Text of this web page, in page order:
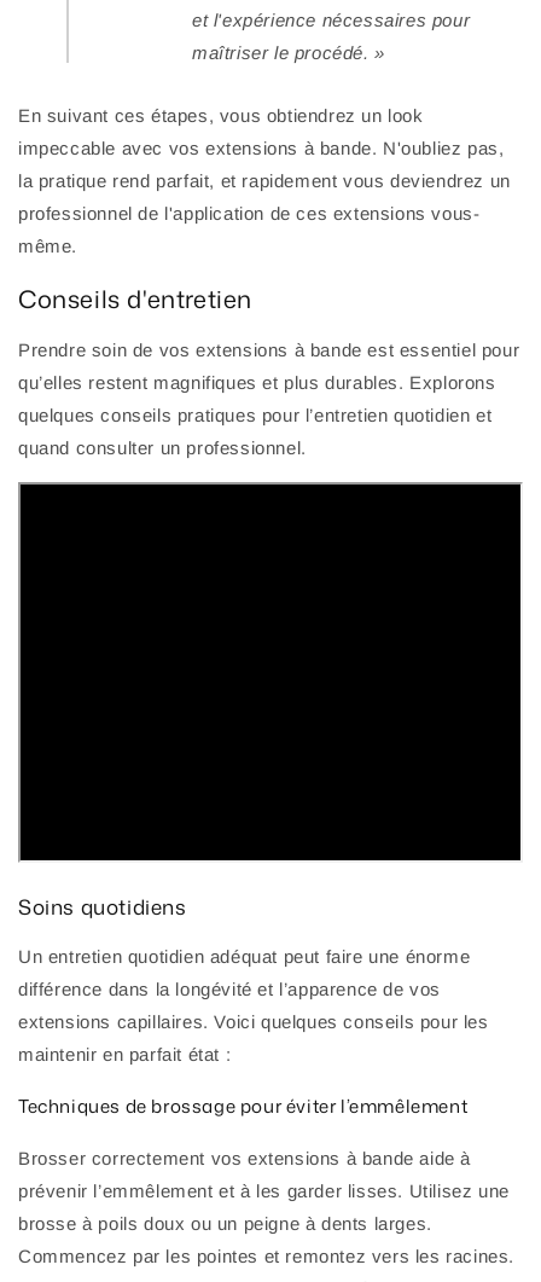
et l'expérience nécessaires pour
maîtriser le procédé. »
En suivant ces étapes, vous obtiendrez un look
impeccable avec vos extensions à bande. N'oubliez pas,
la pratique rend parfait, et rapidement vous deviendrez un
professionnel de l'application de ces extensions vous-
même.
Conseils d'entretien
Prendre soin de vos extensions à bande est essentiel pour
qu’elles restent magnifiques et plus durables. Explorons
quelques conseils pratiques pour l’entretien quotidien et
quand consulter un professionnel.
Soins quotidiens
Un entretien quotidien adéquat peut faire une énorme
différence dans la longévité et l’apparence de vos
extensions capillaires. Voici quelques conseils pour les
maintenir en parfait état :
Techniques de brossage pour éviter l’emmêlement
Brosser correctement vos extensions à bande aide à
prévenir l’emmêlement et à les garder lisses. Utilisez une
brosse à poils doux ou un peigne à dents larges.
Commencez par les pointes et remontez vers les racines.